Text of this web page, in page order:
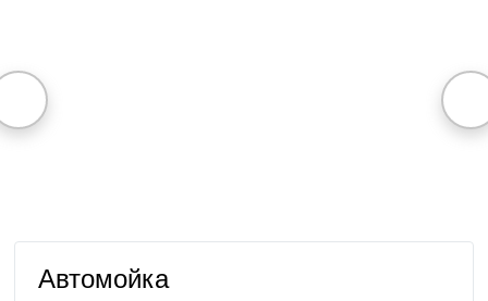
Автомойка